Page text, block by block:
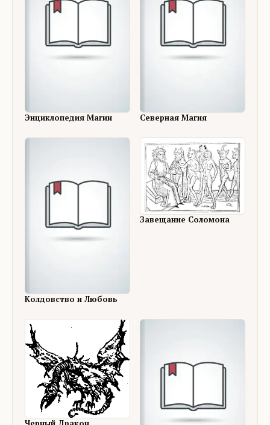
Энциклопедия Магии Северная Магия
Колдовство и Любовь
Завещание Соломона